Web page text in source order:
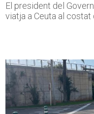
El president del
viatja a Ceuta al